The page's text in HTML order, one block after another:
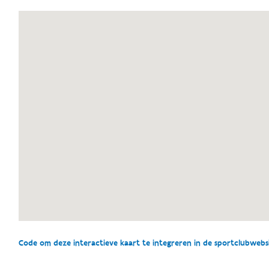
Code om deze interactieve kaart te integreren in de